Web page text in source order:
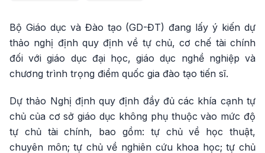
Bộ Giáo dục và Đào tạo (GD-ĐT) đang lấy ý kiến dự
thảo nghị định quy định về tự chủ, cơ chế tài chính
đối với giáo dục đại học, giáo dục nghề nghiệp và
chương trình trọng điểm quốc gia đào tạo tiến sĩ.
Dự thảo Nghị định quy định đầy đủ các khía cạnh tự
chủ của cơ sở giáo dục không phụ thuộc vào mức độ
tự chủ tài chính, bao gồm: tự chủ về học thuật,
chuyên môn; tự chủ về nghiên cứu khoa học; tự chủ